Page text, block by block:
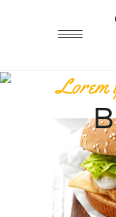
Lorem